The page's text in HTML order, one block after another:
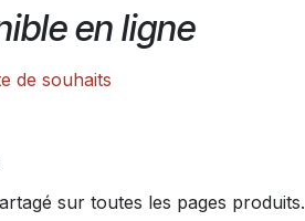
en ligne
de souhaits
sur toutes les pages produits.